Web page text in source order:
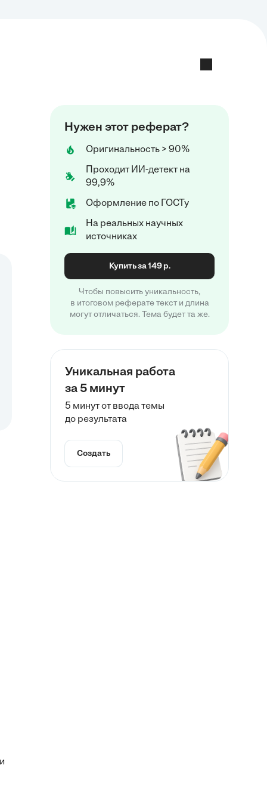
Нужен этот реферат?
Оригинальность > 90%
Проходит ИИ-детект на
99,9%
Оформление по ГОСТу
На реальных научных
источниках
Купить за 149 р.
Чтобы повысить уникальность,
в итоговом реферате текст и длина
могут отличаться. Тема будет та же.
Уникальная работа
за 5 минут
5 минут от ввода темы
до результата
Создать